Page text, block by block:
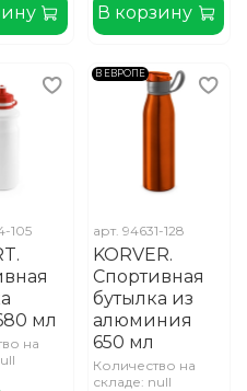
В корзину
105
мл
на
В ЕВРОПЕ
арт.94631-128
KORVER.
Спортивная
бутылка из
алюминия
650 мл
Количество на
складе: null